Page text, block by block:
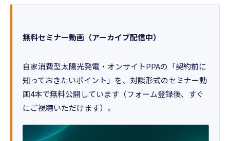
無料セミナー動画（アーカイブ配信中）
自家消費型太陽光発電・オンサイトPPAの「契約前に
知っておきたいポイント」を、対談形式のセミナー動
画4本で無料公開しています（フォーム登録後、すぐ
にご視聴いただけます）。